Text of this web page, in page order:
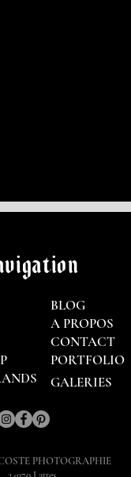
BLOG
A PROPOS
CONTACT
PORTFOLIO
PHOTOGRAPHIE
GALERIES